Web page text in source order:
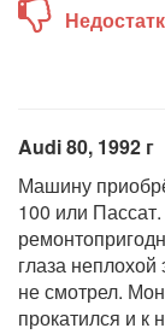
Audi 80, 1992 г
Машину
100 или
глаза
не смотрел.
прокатился и к